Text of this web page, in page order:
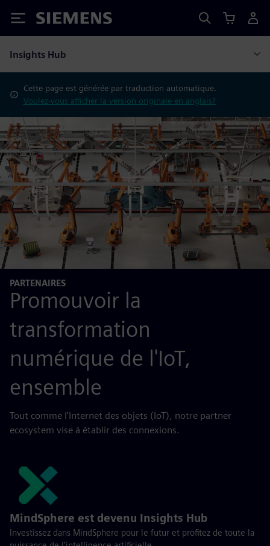
Siemens
Insights Hub
Cette page est générée par traduction automatique.
Voulez-vous afficher la version originale en anglais?
PARTENAIRES
Promouvoir la
transformation
numérique de l'IoT,
ensemble
Tout comme l'Internet des objets (IoT), notre partner
ecosystem vise à établir des connexions.
MindSphere est devenu Insights Hub
Investissez dans MindSphere pour le futur et profitez de toute la